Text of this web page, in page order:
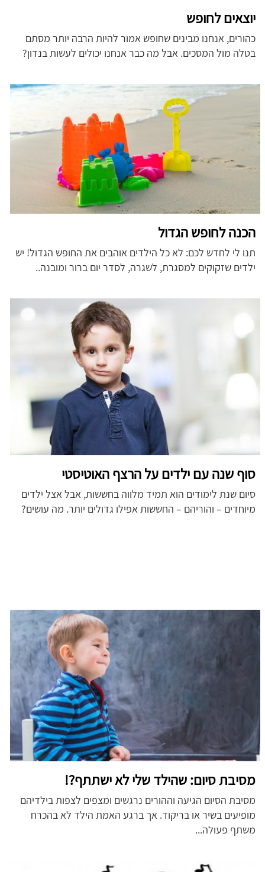
יוצאים לחופש
כהורים, אנחנו מבינים שחופש אמור להיות הרבה יותר מסתם
בטלה מול המסכים. אבל מה כבר אנחנו יכולים לעשות בנדון?
הכנה לחופש הגדול
תנו לי לחדש לכם: לא כל הילדים אוהבים את החופש הגדול! יש
ילדים שזקוקים למסגרת, לשגרה, לסדר יום ברור ומובנה..
סוף שנה עם ילדים על הרצף האוטיסטי
סיום שנת לימודים הוא תמיד מלווה בחששות, אבל אצל ילדים
מיוחדים – והוריהם – החששות אפילו גדולים יותר. מה עושים?
מסיבת סיום: שהילד שלי לא ישתתף?!
מסיבת הסיום הגיעה וההורים נרגשים ומצפים לצפות בילדיהם
מופיעים בשיר או בריקוד. אך ברגע האמת הילד לא בהכרח
משתף פעולה...